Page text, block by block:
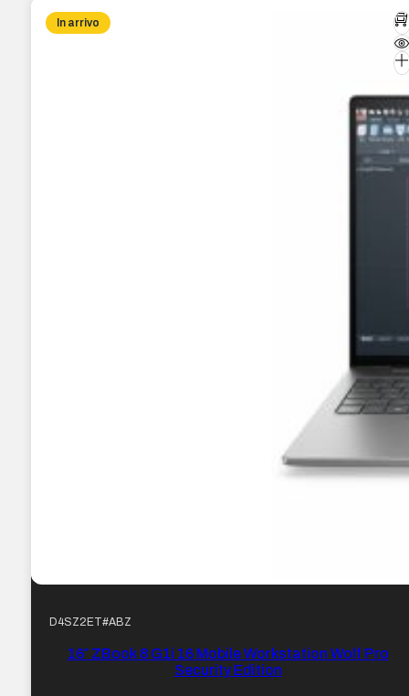
In arrivo
D4SZ2ET#ABZ
16″ ZBook 8 G1i 16 Mobile Workstation Wolf Pro
Security Edition